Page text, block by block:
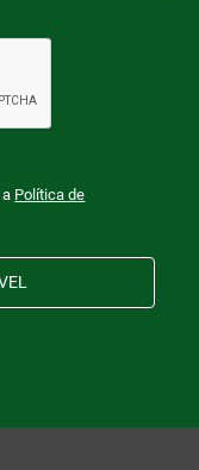
Política de